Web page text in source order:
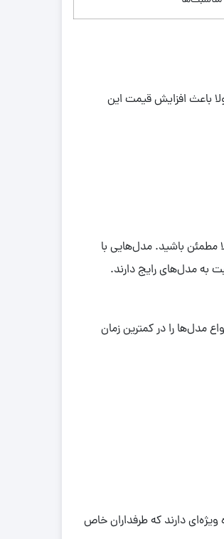
باعث افزایش قیمت این
مطمئن باشید. مدل‌هایی با
به مدل‌های رایج دارند.
مدل‌ها را در کمترین زمان
دارند که طرفداران خاص